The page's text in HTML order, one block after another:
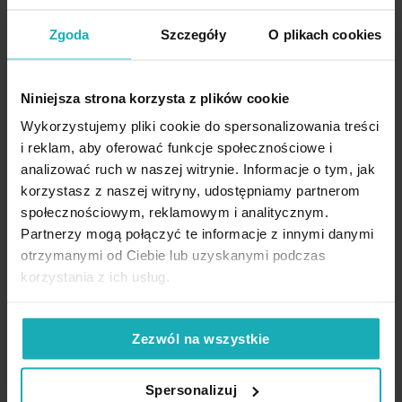
Zgoda Szczegóły O plikach cookies
Niniejsza strona korzysta z plików cookie
Wykorzystujemy pliki cookie do spersonalizowania treści
i reklam, aby oferować funkcje społecznościowe i
analizować ruch w naszej witrynie. Informacje o tym, jak
korzystasz z naszej witryny, udostępniamy partnerom
społecznościowym, reklamowym i analitycznym.
Partnerzy mogą połączyć te informacje z innymi danymi
otrzymanymi od Ciebie lub uzyskanymi podczas
korzystania z ich usług.
Zezwól na wszystkie
Spersonalizuj
Wysokość: 8 cm
Kolor:kremowy, brązowy
Skład:szkło
Producent:
Eurofirany
Kolekcja:Terra Collection - Seville
do listy życzeń
Najniższa cena z 30 dni przed
obniżką:57,70 zł
Cena regularna: 69,90 zł
Dodaj do koszyka Dodaj do listy życzeń
TERRA COLLECTION Eurofirany
Najniższa cena z 30 dni przed
obniżką:74,20 zł
Cena regularna: 89,90 zł
Dodaj do koszyka
High-contrast mode
Podobne produkty